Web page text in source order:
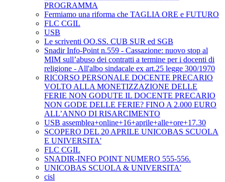
PROGRAMMA
Fermiamo una riforma che TAGLIA ORE e FUTURO
FLC CGIL
USB
Le scriventi OO.SS. CUB SUR ed SGB
Snadir Info-Point n.559 - Cassazione: nuovo stop al
MIM sull’abuso dei contratti a termine per i docenti di
religione - All'albo sindacale ex art.25 legge 300/1970
RICORSO PERSONALE DOCENTE PRECARIO
VOLTO ALLA MONETIZZAZIONE DELLE
FERIE NON GODUTE IL DOCENTE PRECARIO
NON GODE DELLE FERIE? FINO A 2.000 EURO
ALL’ANNO DI RISARCIMENTO
USB assemblea+online+16+aprile+alle+ore+17.30
SCOPERO DEL 20 APRILE UNICOBAS SCUOLA
E UNIVERSITA'
FLC CGIL
SNADIR-INFO POINT NUMERO 555-556.
UNICOBAS SCUOLA & UNIVERSITA'
cisl